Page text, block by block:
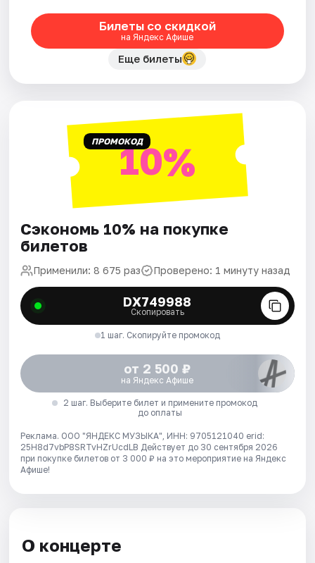
Билеты со скидкой
на Яндекс Афише
Еще билеты
ПРОМОКОД10%
Сэкономь 10% на покупке
билетов
Применили: 8 675 раз Проверено: 1 минуту назад
DX749988
Скопировать
1 шаг. Скопируйте промокод
от 2 500 ₽
на Яндекс Афише
2 шаг. Выберите билет и примените промокод
до оплаты
Реклама. ООО "ЯНДЕКС МУЗЫКА", ИНН: 9705121040 erid:
25H8d7vbP8SRTvHZrUcdLB Действует до 30 сентября 2026
при покупке билетов от 3 000 ₽ на это мероприятие на Яндекс
Афише!
О концерте